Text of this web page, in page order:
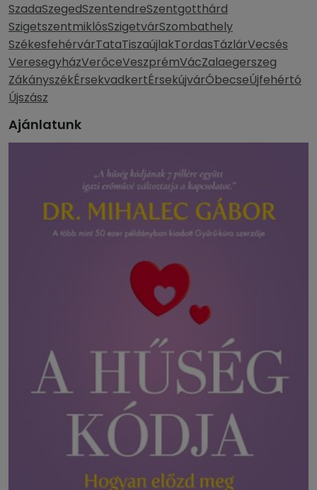
SzadaSzegedSzentendreSzentgotthárd
SzigetszentmiklósSzigetvárSzombathely
SzékesfehérvárTataTiszaújlakTordasTázlárVecsés
VeresegyházVerőceVeszprémVácZalaegerszeg
ZákányszékÉrsekvadkertÉrsekújvárÓbecseÚjfehértó
Újszász
Ajánlatunk